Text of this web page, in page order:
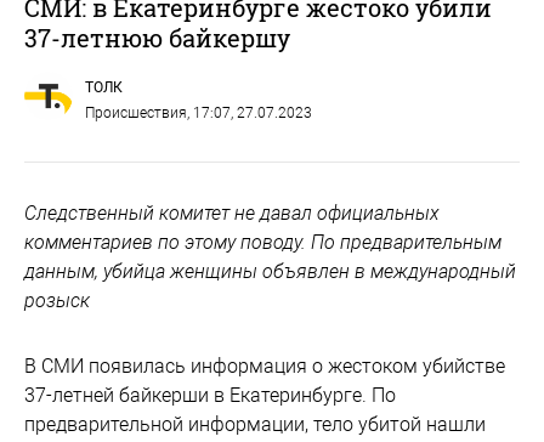
СМИ: в Екатеринбурге жестоко убили
37-летнюю байкершу
ТОЛК
Происшествия, 17:07, 27.07.2023
Следственный комитет не давал официальных
комментариев по этому поводу. По предварительным
данным, убийца женщины объявлен в международный
розыск
В СМИ появилась информация о жестоком убийстве
37-летней байкерши в Екатеринбурге. По
предварительной информации, тело убитой нашли